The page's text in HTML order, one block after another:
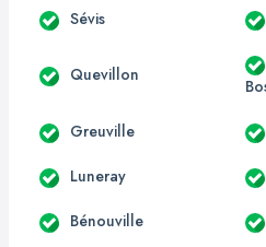
Sévis
Quevillon
Greuville
Luneray
Bénouville